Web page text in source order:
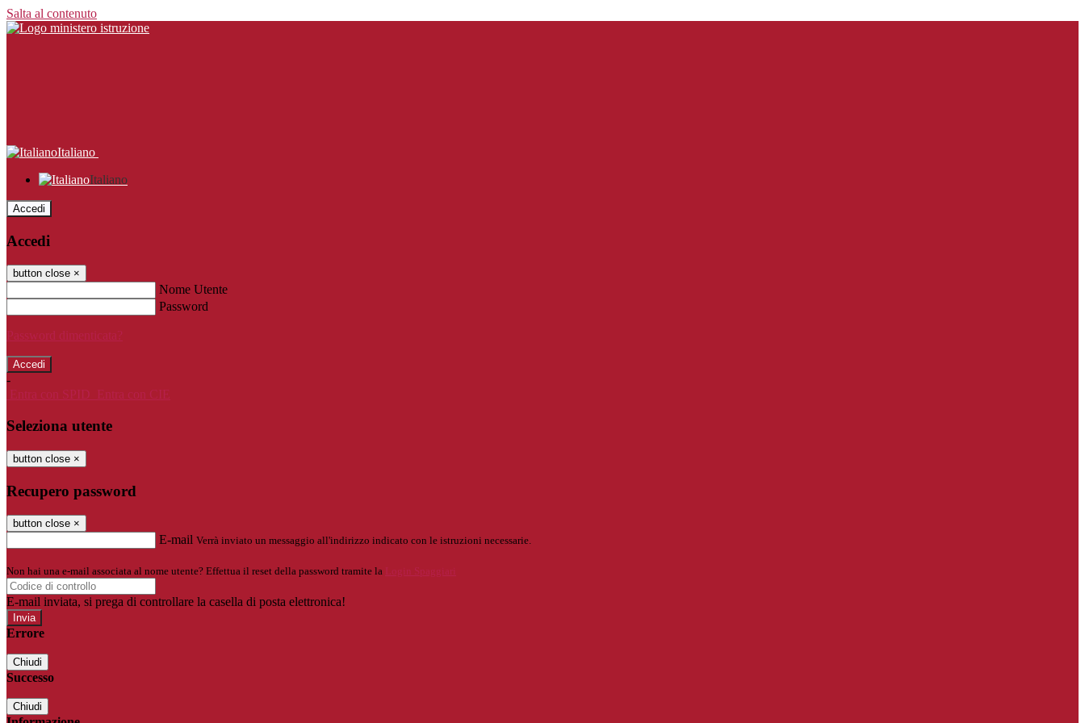
Salta al contenuto
Italiano
Italiano
Accedi
Accedi
button close ×
Nome Utente
Password
Password dimenticata?
-
Entra con SPID
Entra con CIE
Seleziona utente
button close ×
Recupero password
button close ×
E-mail Verrà inviato un messaggio all'indirizzo indicato con le istruzioni necessarie.
Non hai una e-mail associata al nome utente? Effettua il reset della password tramite la Login Spaggiari
E-mail inviata, si prega di controllare la casella di posta elettronica!
Errore
Chiudi
Successo
Chiudi